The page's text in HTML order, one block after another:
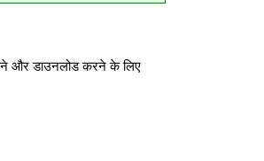
और डाउनलोड करने के लिए